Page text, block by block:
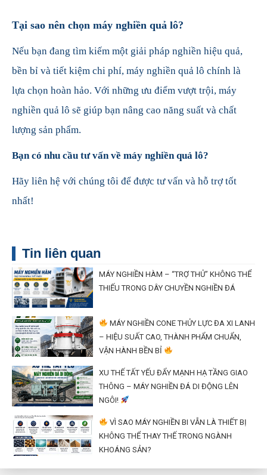
Tại sao nên chọn máy nghiền quả lô?
Nếu bạn đang tìm kiếm một giải pháp nghiền hiệu quả,
bền bỉ và tiết kiệm chi phí, máy nghiền quả lô chính là
lựa chọn hoàn hảo. Với những ưu điểm vượt trội, máy
nghiền quả lô sẽ giúp bạn nâng cao năng suất và chất
lượng sản phẩm.
Bạn có nhu cầu tư vấn về máy nghiền quả lô?
Hãy liên hệ với chúng tôi để được tư vấn và hỗ trợ tốt
nhất!
Tin liên quan
MÁY NGHIỀN HÀM – “TRỢ THỦ” KHÔNG THỂ
THIẾU TRONG DÂY CHUYỀN NGHIỀN ĐÁ
MÁY NGHIỀN CONE THỦY LỰC ĐA XI LANH
– HIỆU SUẤT CAO, THÀNH PHẨM CHUẨN,
VẬN HÀNH BỀN BỈ
XU THẾ TẤT YẾU ĐẨY MẠNH HẠ TẦNG GIAO
THÔNG – MÁY NGHIỀN ĐÁ DI ĐỘNG LÊN
NGÔI!
VÌ SAO MÁY NGHIỀN BI VẪN LÀ THIẾT BỊ
KHÔNG THỂ THAY THẾ TRONG NGÀNH
KHOÁNG SẢN?